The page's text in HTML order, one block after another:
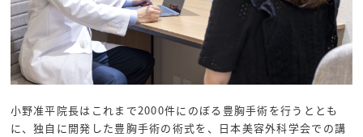
小野准平院長はこれまで2000件にのぼる豊胸手術を行うととも
に、独自に開発した豊胸手術の術式を、日本美容外科学会での講